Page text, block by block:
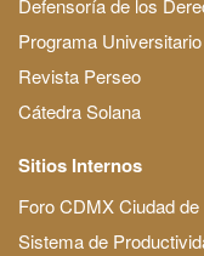
Defensoría de los
Programa
Revista Perseo
Cátedra Solana
Sitios Internos
Foro CDMX Ciudad
Sistema de